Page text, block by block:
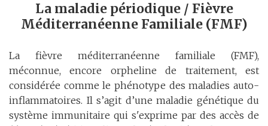
La maladie périodique / Fièvre
Méditerranéenne Familiale (FMF)
La fièvre méditerranéenne familiale (FMF),
méconnue, encore orpheline de traitement, est
considérée comme le phénotype des maladies auto-
inflammatoires. Il s’agit d’une maladie génétique du
système immunitaire qui s'exprime par des accès de